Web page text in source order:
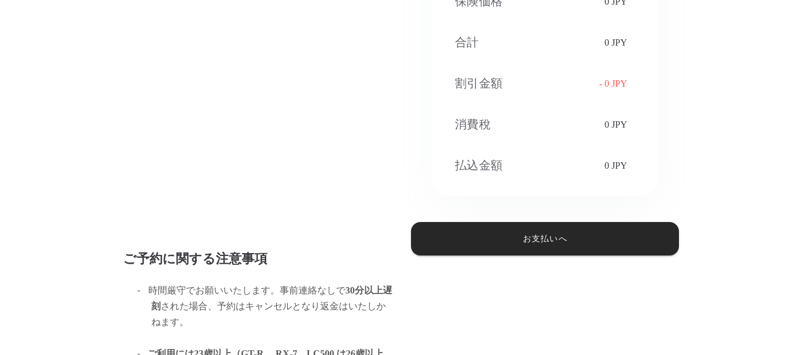
ご予約に関する注意事項
- 時間厳守でお願いいたします。事前連絡なしで30分以上遅
刻 された場合、予約はキャンセルとなり返金はいたしか
ねます。
合計 0 JPY
割引金額 - 0 JPY
消費稅​ 0 JPY
払込金額 0 JPY
お支払いへ